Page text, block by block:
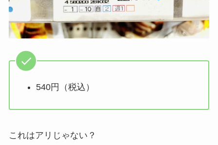
540円（税込）
これはアリじゃない？